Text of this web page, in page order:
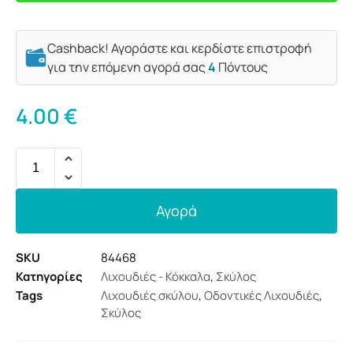
Cashback! Αγοράστε και κερδίστε επιστροφή
για την επόμενη αγορά σας4 Πόντους
4.00€
Αγορά
SKU
84468
Κατηγορίες
Λιχουδιές - Κόκκαλα, Σκύλος
Tags
Λιχουδιές σκύλου,Οδοντικές Λιχουδιές,
Σκύλος